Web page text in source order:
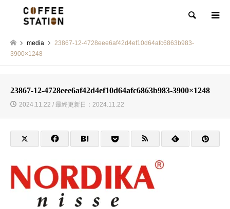
検索
media
23867-12-4728eee6af42d4ef10d64afc6863b983-
3900×1248
23867-12-4728eee6af42d4ef10d64afc6863b983-3900×1248
2024.11.22 / 最終更新日：2024.11.22